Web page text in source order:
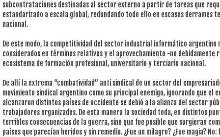
subcontrataciones destinadas al sector externo a partir de tareas que
estandarizado a escala global, redundando todo ello en escasos derrames
nacional.
De este modo, la competitividad del sector industrial informático argentino
considerados en términos relativos y el aprovechamiento -no
ecosistema de formación profesional, universitario y terciario nacional.
De allí la extrema “combatividad” anti sindical de un sector del
movimiento sindical argentino como su principal enemigo, ignorando que el
alcanzaron distintos países de occidente se debió a la alianza del sector
trabajadores organizados. De esta manera la sociedad toda, en distintos
terribles consecuencias de la guerra, sino que fue posible que surgieran
países que parecían heridos y sin remedio. ¿Fue un milagro? ¿Fue magia?